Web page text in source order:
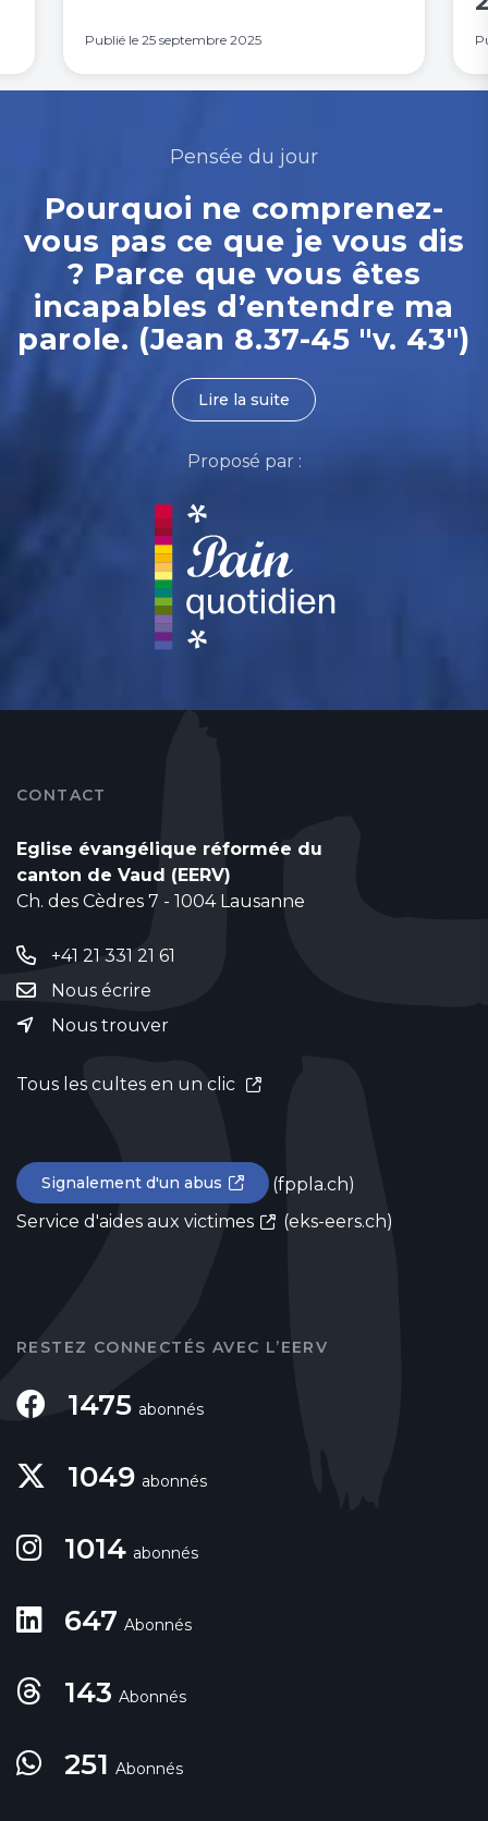
Publié le 25 septembre 2025
Pensée du jour
Pourquoi ne comprenez-
vous pas ce que je vous dis
? Parce que vous êtes
incapables d’entendre ma
parole. (Jean 8.37-45 "v. 43")
Lire la suite
Proposé par :
CONTACT
Eglise évangélique réformée du
canton de Vaud (EERV)
Ch. des Cèdres 7 - 1004 Lausanne
+41 21 331 21 61
Nous écrire
Nous trouver
Tous les cultes en un clic
Signalement d'un abus
(fppla.ch)
Service d'aides aux victimes
(eks-eers.ch)
RESTEZ CONNECTÉS AVEC L’EERV
1475 abonnés
1049 abonnés
1014 abonnés
647 Abonnés
143 Abonnés
251 Abonnés